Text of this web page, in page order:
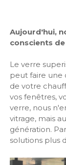
Aujourd'hui,
conscients
Le verre
peut faire une
de votre
vos fenêtres,
verre, nous
vitrage, mais
génération.
solutions plus